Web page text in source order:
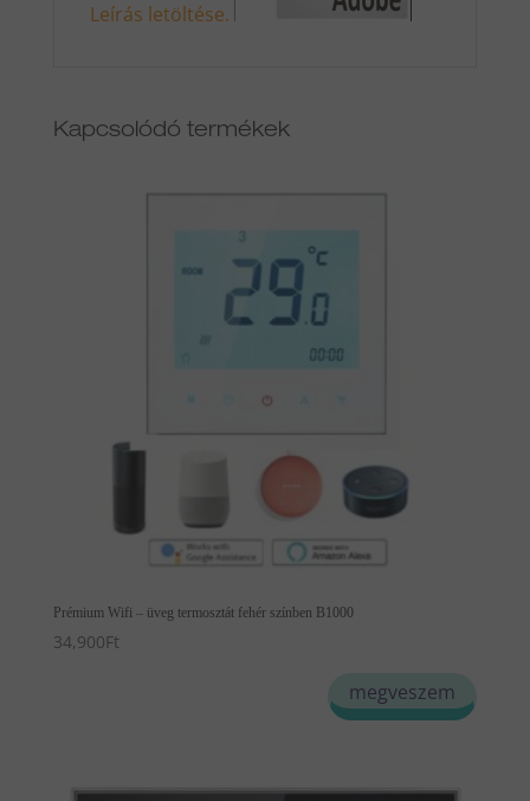
Leírás letöltése.
Kapcsolódó termékek
Prémium Wifi – üveg termosztát fehér színben B1000
34,900Ft
megveszem